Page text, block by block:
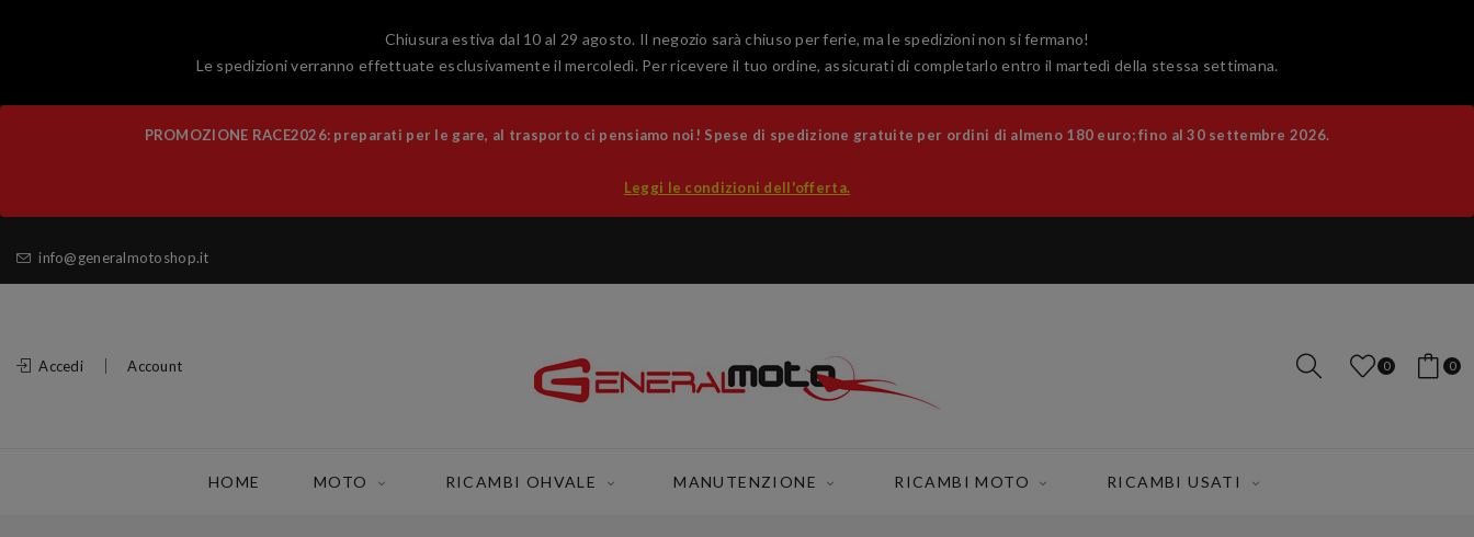
Chiusura estiva dal 10 al 29 agosto. Il negozio sarà chiuso per ferie, ma le spedizioni non si fermano!
Le spedizioni verranno effettuate esclusivamente il mercoledì. Per ricevere il tuo ordine, assicurati di completarlo entro il martedì della stessa settimana.
PROMOZIONE RACE2026: preparati per le gare, al trasporto ci pensiamo noi! Spese di spedizione gratuite per ordini di almeno 180 euro; fino al 30 settembre 2026.
Leggi le condizioni dell'offerta.
info@generalmotoshop.it
Accedi Account 0
0
HOME MOTO RICAMBI OHVALE MANUTENZIONE RICAMBI MOTO RICAMBI USATI